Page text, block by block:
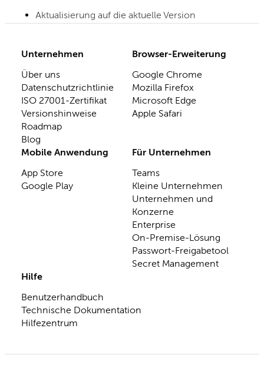
Aktualisierung auf die aktuelle Version
Unternehmen
Über uns
Datenschutzrichtlinie
ISO 27001-Zertifikat
Versionshinweise
Roadmap
Blog
Browser-Erweiterung
Google Chrome
Mozilla Firefox
Microsoft Edge
Apple Safari
Mobile Anwendung
App Store
Google Play
Für Unternehmen
Teams
Kleine Unternehmen
Unternehmen und
Konzerne
Enterprise
On-Premise-Lösung
Passwort-Freigabetool
Secret Management
Hilfe
Benutzerhandbuch
Technische Dokumentation
Hilfezentrum